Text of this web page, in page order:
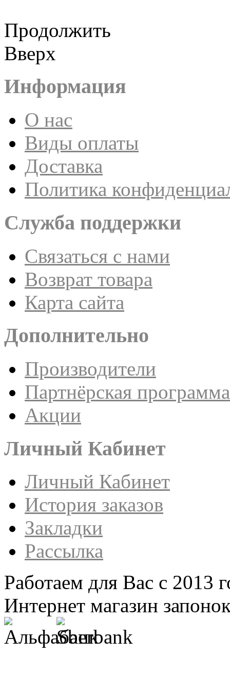
Продолжить
Вверх
Информация
О нас
Виды оплаты
Доставка
Политика
Служба поддержки
Связаться с нами
Возврат товара
Карта сайта
Дополнительно
Производители
Партнёрская программа
Акции
Личный Кабинет
Личный Кабинет
История заказов
Закладки
Рассылка
Работаем для Вас с 2013
Интернет магазин